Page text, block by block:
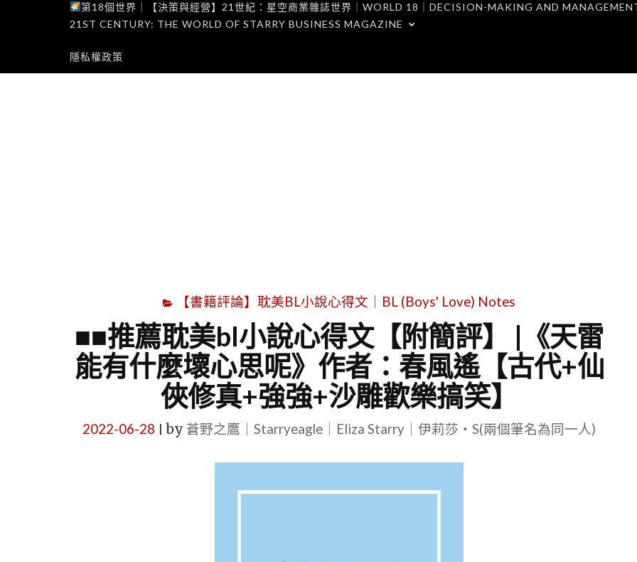
第18個世界｜【決策與經營】21世紀：星空商業雜誌世界｜WORLD 18｜DECISION-MAKING AND
21ST CENTURY: THE WORLD OF STARRY BUSINESS MAGAZINE
隱私權政策
【書籍評論】耽美BL小說心得文｜BL (Boys' Love) Notes
■■推薦耽美bl小說心得文【附簡評】 |《天雷
能有什麼壞心思呢》作者：春風遙【古代+仙
俠修真+強強+沙雕歡樂搞笑】
2022-06-28 by 蒼野之鷹｜Starryeagle｜Eliza Starry｜伊莉莎・S(兩個筆名為同一人)